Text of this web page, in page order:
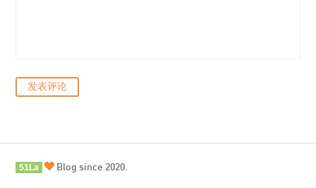
51La Blog since 2020.